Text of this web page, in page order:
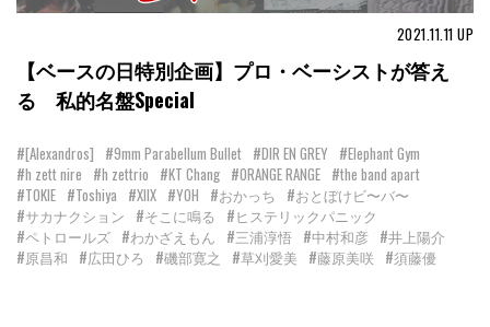
2021.11.11 UP
【ベースの日特別企画】プロ・ベーシストが答え
る 私的名盤Special
#[Alexandros] #9mm Parabellum Bullet #DIR EN GREY #Elephant Gym
#h zett nire #h zettrio #KT Chang #ORANGE RANGE #the band apart
#TOKIE #Toshiya #XIIX #YOH #おかっち #おとぼけビ〜バ〜
#サカナクション #そこに鳴る #ヒステリックパニック
#ペトロールズ #わかざえもん #三浦淳悟 #中村和彦 #井上陽介
#原昌和 #広田ひろ #磯部寛之 #草刈愛美 #藤原美咲 #須藤優